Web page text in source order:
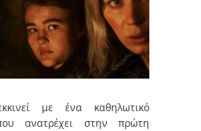
με ένα καθηλωτικό
ανατρέχει στην πρώτη